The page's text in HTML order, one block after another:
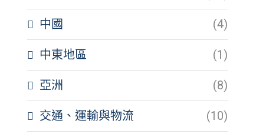
中國 (4)
中東地區 (1)
亞洲 (8)
交通、運輸與物流 (10)